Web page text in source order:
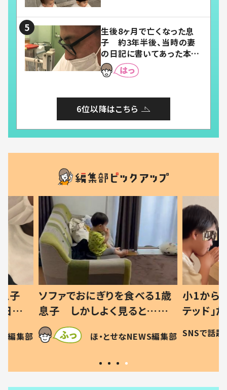
生後8ヶ月で亡くなった息
子 約3年半後、当時の妻
の日記に書いてあった本音
とは
6位以降はこちら
1歳
…母
現行
編集部
小1から不登校、息子は「ギフ
テッド」だった 父が“ウチ給
食”を作り続ける理由とは #令
和の親 #令和の子
SNSで話題 ほ・とせなNEWS編集部
ひ孫に
が、抱
に「涙
方ない」